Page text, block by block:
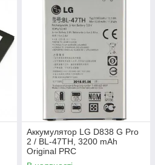
Аккумулятор LG D838 G Pro
2 / BL-47TH, 3200 mAh
Original PRC